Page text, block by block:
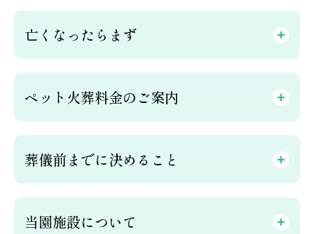
亡くなったらまず
ペット火葬料金のご案内
葬儀前までに決めること
当園施設について